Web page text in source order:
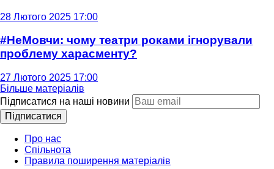
28 Лютого 2025 17:00
#НеМовчи: чому театри роками ігнорували
проблему харасменту?
27 Лютого 2025 17:00
Більше матеріалів
Підписатися на наші новини
Підписатися
Про нас
Спільнота
Правила поширення матеріалів